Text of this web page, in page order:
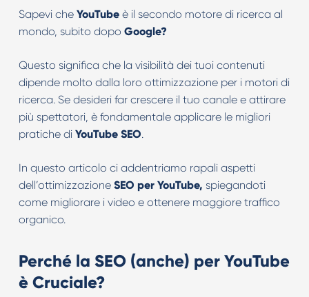
Sapevi che YouTubeè il secondo motore di ricerca al
mondo, subito dopo Google?
Questo significa che la visibilità dei tuoi contenuti
dipende molto dalla loro ottimizzazione per i motori di
ricerca. Se desideri far crescere il tuo canale e attirare
più spettatori, è fondamentale applicare le migliori
pratiche di YouTube SEO.
In questo articolo ci addentriamo rapali aspetti
dell’ottimizzazione SEO per YouTube, spiegandoti
come migliorare i video e ottenere maggiore traffico
organico.
Perché la SEO (anche) per YouTube
è Cruciale?